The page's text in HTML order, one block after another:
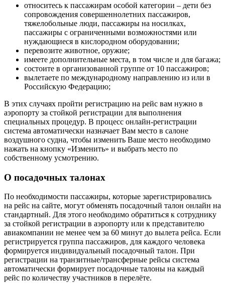
относитесь к пассажирам особой категории – дети без
сопровождения совершеннолетних пассажиров,
тяжелобольные люди, пассажиры на носилках,
пассажиры с ограниченными возможностями или
нуждающиеся в кислородном оборудовании;
перевозите животное, оружие;
имеете дополнительные места, в том числе и для багажа;
состоите в организованной группе от 10 пассажиров;
вылетаете по международному направлению из или в
Российскую Федерацию;
В этих случаях пройти регистрацию на рейс вам нужно в
аэропорту за стойкой регистрации для выполнения
специальных процедур. В процесс онлайн-регистрации
система автоматически назначает Вам место в салоне
воздушного судна, чтобы изменить Ваше место необходимо
нажать на кнопку «Изменить» и выбрать место по
собственному усмотрению.
О посадочных талонах
По необходимости пассажиры, которые зарегистрировались
на рейс на сайте, могут обменять посадочный талон онлайн на
стандартный. Для этого необходимо обратиться к сотруднику
за стойкой регистрации в аэропорту или к представителю
авиакомпании не менее чем за 60 минут до вылета рейса. Если
регистрируется группа пассажиров, для каждого человека
формируется индивидуальный посадочный талон. При
регистрации на транзитные/трансферные рейсы система
автоматически формирует посадочные талоны на каждый
рейс по количеству участников в перелёте.